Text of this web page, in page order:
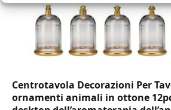
Centrotavola Decorazioni Per
ornamenti animali in ottone